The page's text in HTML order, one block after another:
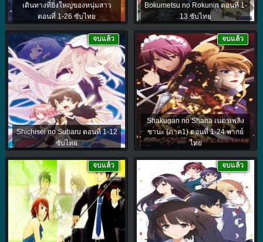
เดินทางที่ยิ่งใหญ่ของหนุ่มสาว
ตอนที่ 1-26 ซับไทย
Bokumetsu no Rokunin ตอนที่ 1-
13 ซับไทย
Shichisei no Subaru ตอนที่ 1-12
ซับไทย
จบแล้ว
Shakugan no Shana เนตรเพลิง
ชานะ (ภาค1) ตอนที่ 1-24 พากย์
ไทย
จบแล้ว
จบแล้ว จบแล้ว